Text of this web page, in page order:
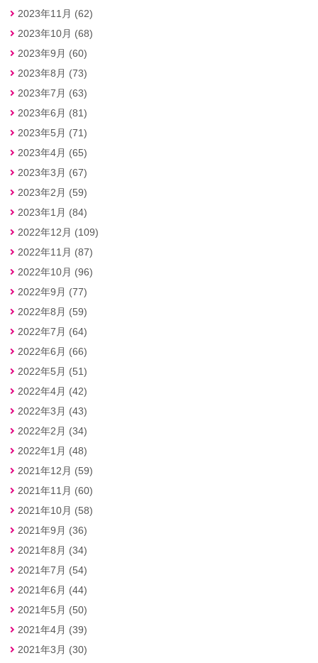
2023年11月 (62)
2023年10月 (68)
2023年9月 (60)
2023年8月 (73)
2023年7月 (63)
2023年6月 (81)
2023年5月 (71)
2023年4月 (65)
2023年3月 (67)
2023年2月 (59)
2023年1月 (84)
2022年12月 (109)
2022年11月 (87)
2022年10月 (96)
2022年9月 (77)
2022年8月 (59)
2022年7月 (64)
2022年6月 (66)
2022年5月 (51)
2022年4月 (42)
2022年3月 (43)
2022年2月 (34)
2022年1月 (48)
2021年12月 (59)
2021年11月 (60)
2021年10月 (58)
2021年9月 (36)
2021年8月 (34)
2021年7月 (54)
2021年6月 (44)
2021年5月 (50)
2021年4月 (39)
2021年3月 (30)